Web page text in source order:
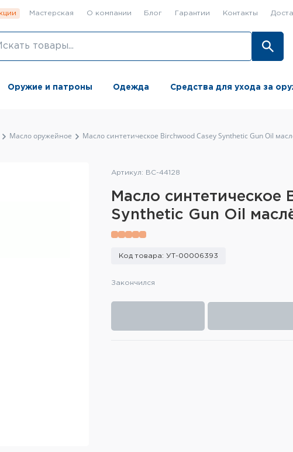
Мастерская О компании Блог Гарантии Контакты
Оружие и патроны Одежда Средства для ухода за
Масло оружейное Масло синтетическое Birchwood Casey Synthetic Gun Oil
Артикул: BC-44128
Масло синтетическое
Synthetic Gun Oil
Код товара: УТ-00006393
Закончился